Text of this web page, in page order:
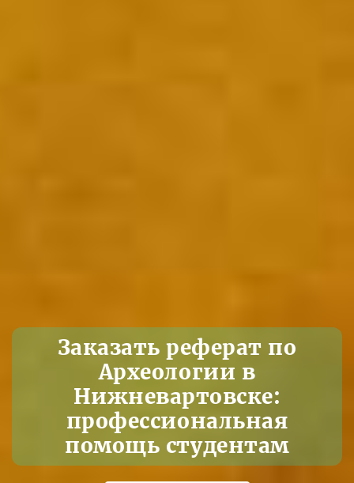
Заказать реферат по
Археологии в
Нижневартовске:
профессиональная
помощь студентам